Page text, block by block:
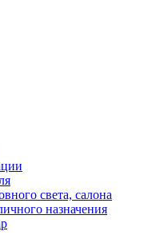
света, салона
назначения